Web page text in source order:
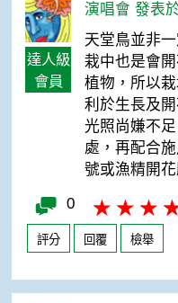
達人級
會員
演唱會 發表
天堂鳥並非
栽中也是會
植物，所以
利於生長及
光照尚嫌不
處，再配合
號或漁精開
0
評分 回覆 檢舉